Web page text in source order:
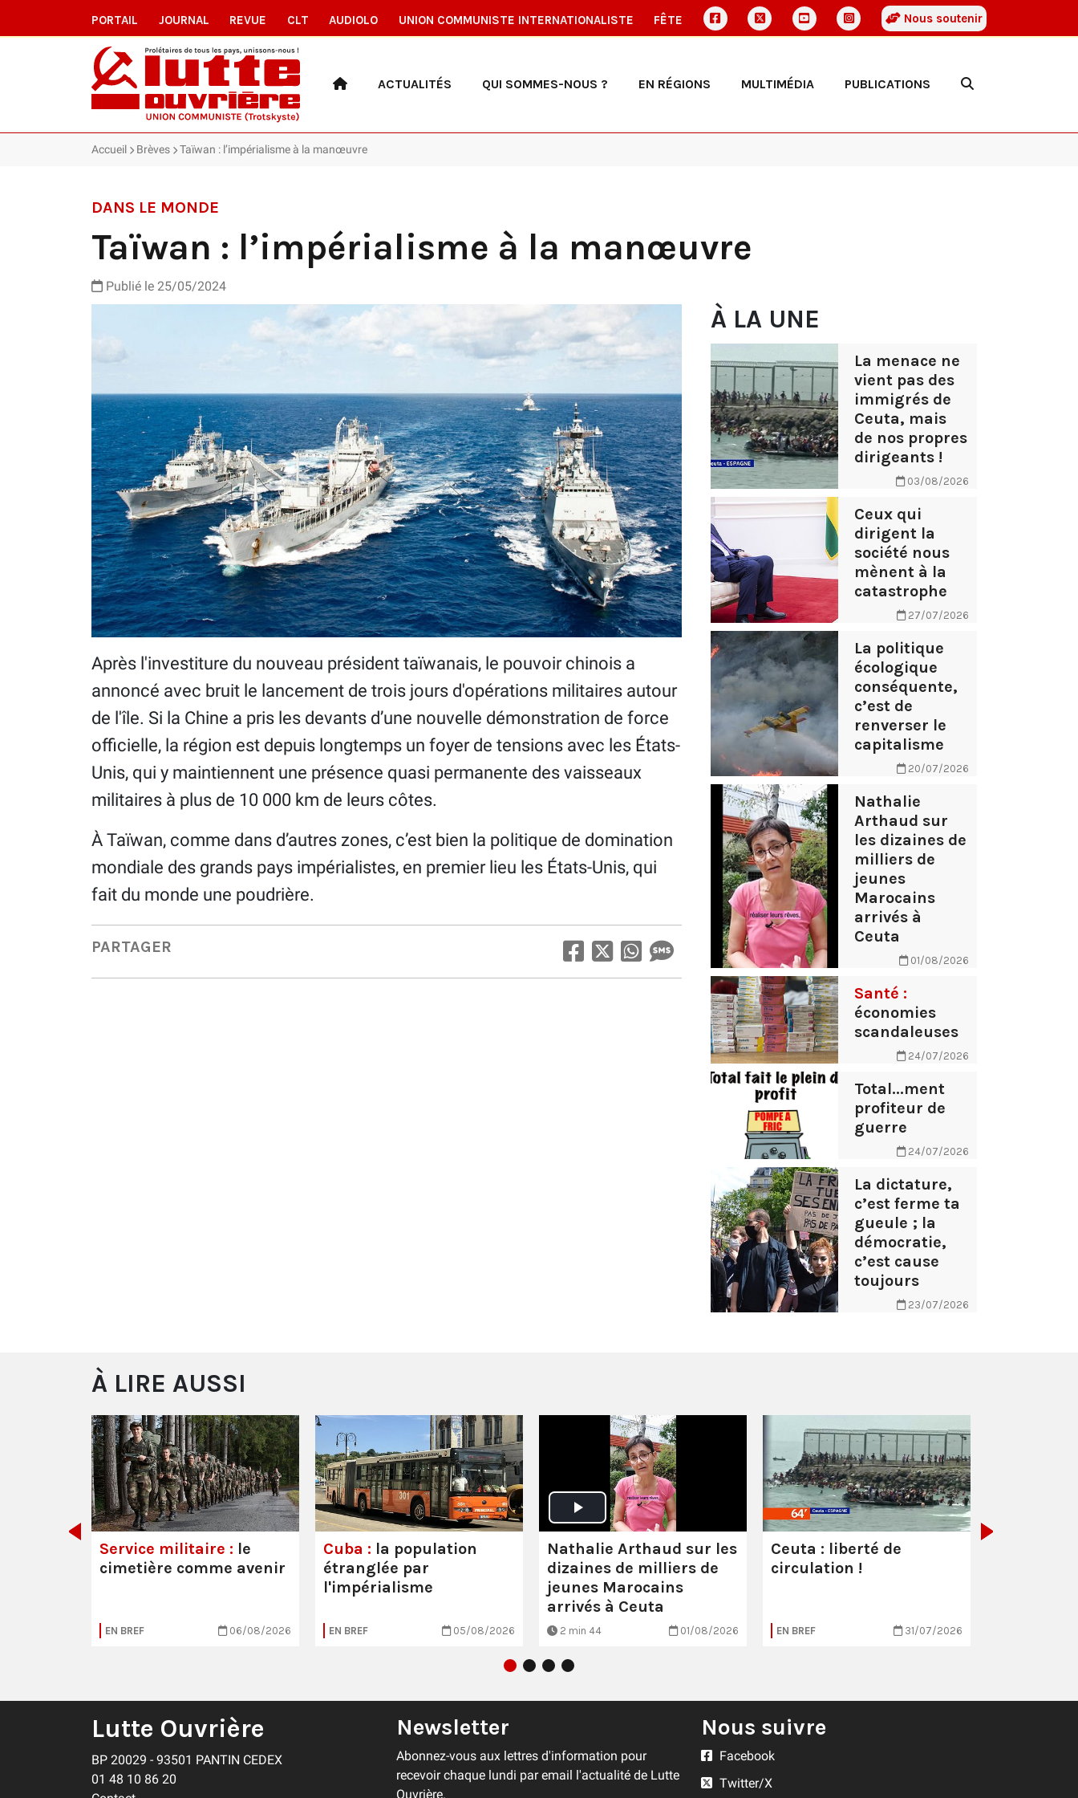
PORTAIL JOURNAL REVUE CLT AUDIOLO UNION COMMUNISTE INTERNATIONALISTE FÊTE Nous soutenir
ACTUALITÉS QUI SOMMES-NOUS ? EN RÉGIONS MULTIMÉDIA PUBLICATIONS
Accueil Brèves Taïwan : l’impérialisme à la manœuvre
DANS LE MONDE
Taïwan : l’impérialisme à la manœuvre
Publié le 25/05/2024
Après l'investiture du nouveau président taïwanais, le pouvoir chinois a
annoncé avec bruit le lancement de trois jours d'opérations militaires autour
de l'île. Si la Chine a pris les devants d’une nouvelle démonstration de force
officielle, la région est depuis longtemps un foyer de tensions avec les États-
Unis, qui y maintiennent une présence quasi permanente des vaisseaux
militaires à plus de 10 000 km de leurs côtes.
À Taïwan, comme dans d’autres zones, c’est bien la politique de domination
mondiale des grands pays impérialistes, en premier lieu les États-Unis, qui
fait du monde une poudrière.
PARTAGER
À LA UNE
La menace ne
vient pas des
immigrés de
Ceuta, mais
de nos propres
dirigeants !
03/08/2026
Ceux qui
dirigent la
société nous
mènent à la
catastrophe
27/07/2026
La politique
écologique
conséquente,
c’est de
renverser le
capitalisme
20/07/2026
Nathalie
Arthaud sur
les dizaines de
milliers de
jeunes
Marocains
arrivés à
Ceuta
01/08/2026
Santé :
économies
scandaleuses
24/07/2026
Total...ment
profiteur de
guerre
24/07/2026
La dictature,
c’est ferme ta
gueule ; la
démocratie,
c’est cause
toujours
23/07/2026
À LIRE AUSSI
Service militaire : le
cimetière comme avenir
EN BREF 06/08/2026
Cuba : la population
étranglée par
l'impérialisme
EN BREF 05/08/2026
Nathalie Arthaud sur les
dizaines de milliers de
jeunes Marocains
arrivés à Ceuta
2 min 44 01/08/2026
Ceuta : liberté de
circulation !
EN BREF 31/07/2026
Lutte Ouvrière
BP 20029 - 93501 PANTIN CEDEX
01 48 10 86 20
Newsletter
Abonnez-vous aux lettres d'information pour
recevoir chaque lundi par email l'actualité de Lutte
Ouvrière.
Nous suivre
Facebook
Twitter/X